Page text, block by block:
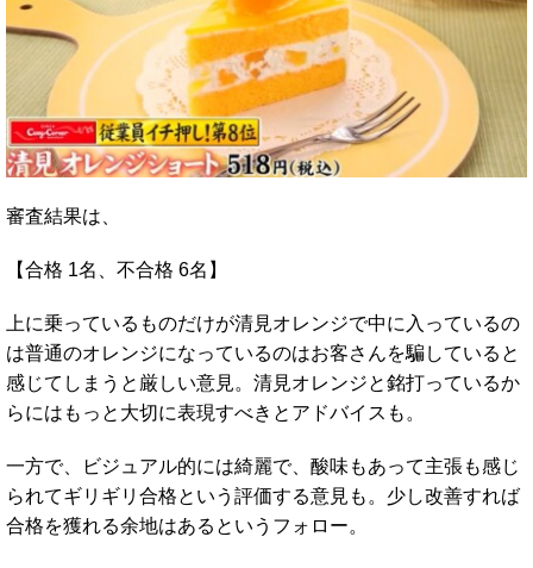
審査結果は、
【合格 1名、不合格 6名】
上に乗っているものだけが清見オレンジで中に入っているの
は普通のオレンジになっているのはお客さんを騙していると
感じてしまうと厳しい意見。清見オレンジと銘打っているか
らにはもっと大切に表現すべきとアドバイスも。
一方で、ビジュアル的には綺麗で、酸味もあって主張も感じ
られてギリギリ合格という評価する意見も。少し改善すれば
合格を獲れる余地はあるというフォロー。